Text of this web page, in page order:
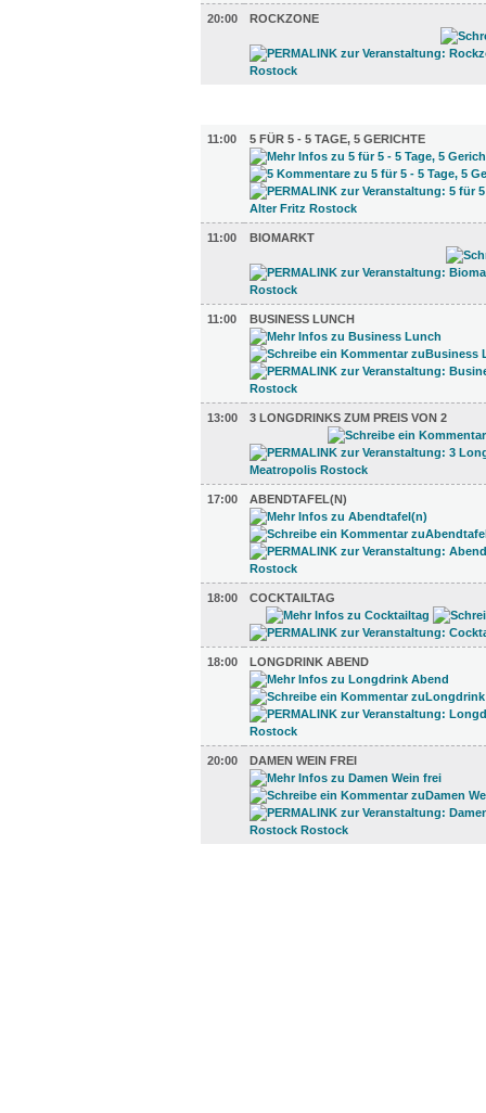
20:00 ROCKZONE
11:00
5 FÜR 5 - 5 TAGE, 5 GERICHTE
11:00 BIOMARKT
11:00 BUSINESS LUNCH
13:00 3 LONGDRINKS ZUM PREIS VON 2
17:00 ABENDTAFEL(N)
18:00 COCKTAILTAG
18:00 LONGDRINK ABEND
20:00 DAMEN WEIN FREI